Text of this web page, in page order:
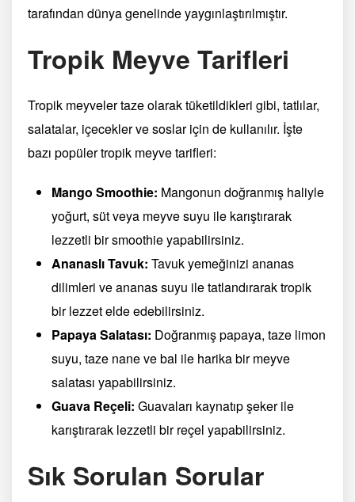
tarafından dünya genelinde yaygınlaştırılmıştır.
Tropik Meyve Tarifleri
Tropik meyveler taze olarak tüketildikleri gibi, tatlılar,
salatalar, içecekler ve soslar için de kullanılır. İşte
bazı popüler tropik meyve tarifleri:
Mango Smoothie: Mangonun doğranmış haliyle
yoğurt, süt veya meyve suyu ile karıştırarak
lezzetli bir smoothie yapabilirsiniz.
Ananaslı Tavuk: Tavuk yemeğinizi ananas
dilimleri ve ananas suyu ile tatlandırarak tropik
bir lezzet elde edebilirsiniz.
Papaya Salatası: Doğranmış papaya, taze limon
suyu, taze nane ve bal ile harika bir meyve
salatası yapabilirsiniz.
Guava Reçeli: Guavaları kaynatıp şeker ile
karıştırarak lezzetli bir reçel yapabilirsiniz.
Sık Sorulan Sorular